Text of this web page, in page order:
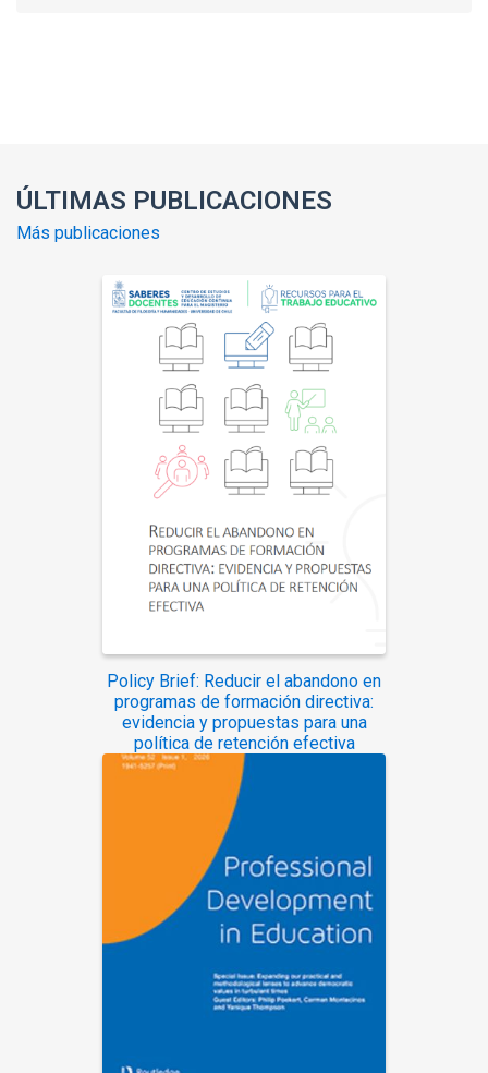
ÚLTIMAS PUBLICACIONES
Más publicaciones
Policy Brief: Reducir el abandono en
programas de formación directiva:
evidencia y propuestas para una
política de retención efectiva